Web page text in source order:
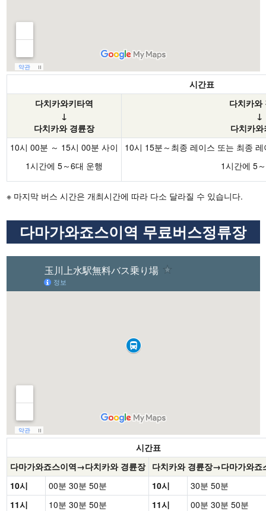
시간표
다치카와키타역
↓
다치카와 경륜장
다치카와
↓
다치카
10시 00분 ～ 15시 00분 사이
1시간에 5～6대 운행
10시 15분～최종 레이스 또는 최종
1시간에 5
※ 마지막 버스 시간은 개최시간에 따라 다소 달라질 수 있습니다.
다마가와죠스이역 무료버스정류장
시간표
다마가와죠스이역→다치카와 경륜장
다치카와 경륜장→다마가와죠
10시
00분 30분 50분 10시
30분 50분
11시
10분 30분 50분 11시
00분 30분 50분